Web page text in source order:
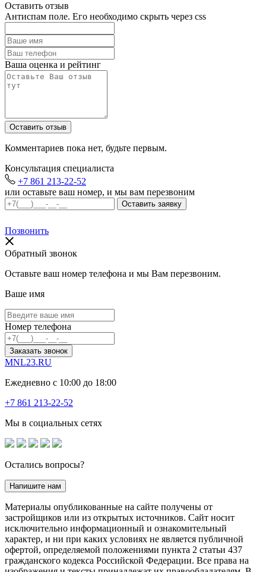
Оставить отзыв
Антиспам поле. Его необходимо скрыть через css
Ваша оценка и рейтинг
Комментариев пока нет, будьте первым.
Консультация специалиста
+7 861 213-22-52
или оставьте ваш номер, и мы вам перезвоним
Позвонить
Обратный звонок
Оставьте ваш номер телефона и мы Вам перезвоним.
Ваше имя
Номер телефона
Заказать звонок
MNL23.RU
Ежедневно с 10:00 до 18:00
+7 861 213-22-52
Мы в социальных сетях
Остались вопросы?
Напишите нам
Материалы опубликованные на сайте получены от
застройщиков или из открытых источников. Сайт носит
исключительно информационный и ознакомительный
характер, и ни при каких условиях не является публичной
офертой, определяемой положениями пункта 2 статьи 437
гражданского кодекса Российской Федерации. Все права на